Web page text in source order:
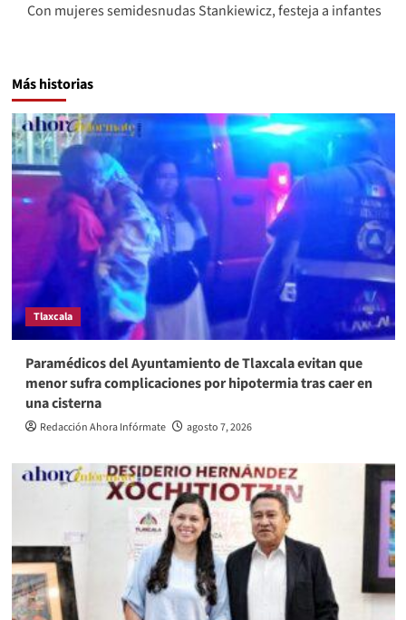
Con mujeres semidesnudas Stankiewicz, festeja a infantes
Más historias
Tlaxcala
Paramédicos del Ayuntamiento de Tlaxcala evitan que
menor sufra complicaciones por hipotermia tras caer en
una cisterna
Redacción Ahora Infórmate agosto 7, 2026